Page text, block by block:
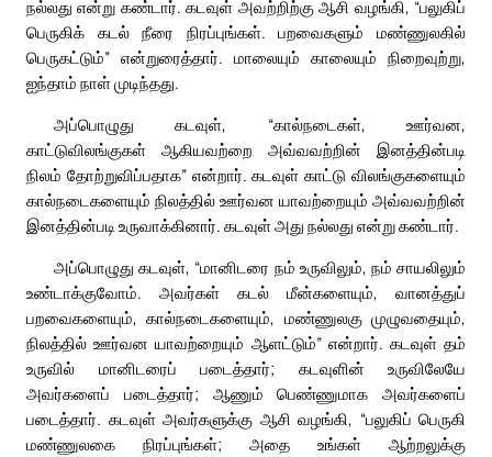
நல்லது என்று கண்டார். கடவுள் அவற்றிற்கு ஆசி வழங்கி, “பலுகிப்
பெருகிக் கடல் நீரை நிரப்புங்கள். பறவைகளும் மண்ணுலகில்
பெருகட்டும்” என்றுரைத்தார். மாலையும் காலையும் நிறைவுற்று,
ஐந்தாம் நாள் முடிந்தது.
அப்பொழுது கடவுள், “கால்நடைகள், ஊர்வன,
காட்டுவிலங்குகள் ஆகியவற்றை அவ்வவற்றின் இனத்தின்படி
நிலம் தோற்றுவிப்பதாக” என்றார். கடவுள் காட்டு விலங்குகளையும்
கால்நடைகளையும் நிலத்தில் ஊர்வன யாவற்றையும் அவ்வவற்றின்
இனத்தின்படி உருவாக்கினார். கடவுள் அது நல்லது என்று கண்டார்.
அப்பொழுது கடவுள், “மானிடரை நம் உருவிலும், நம் சாயலிலும்
உண்டாக்குவோம். அவர்கள் கடல் மீன்களையும், வானத்துப்
பறவைகளையும், கால்நடைகளையும், மண்ணுலகு முழுவதையும்,
நிலத்தில் ஊர்வன யாவற்றையும் ஆளட்டும்” என்றார். கடவுள் தம்
உருவில் மானிடரைப் படைத்தார்; கடவுளின் உருவிலேயே
அவர்களைப் படைத்தார்; ஆணும் பெண்ணுமாக அவர்களைப்
படைத்தார். கடவுள் அவர்களுக்கு ஆசி வழங்கி, “பலுகிப் பெருகி
மண்ணுலகை நிரப்புங்கள்; அதை உங்கள் ஆற்றலுக்கு